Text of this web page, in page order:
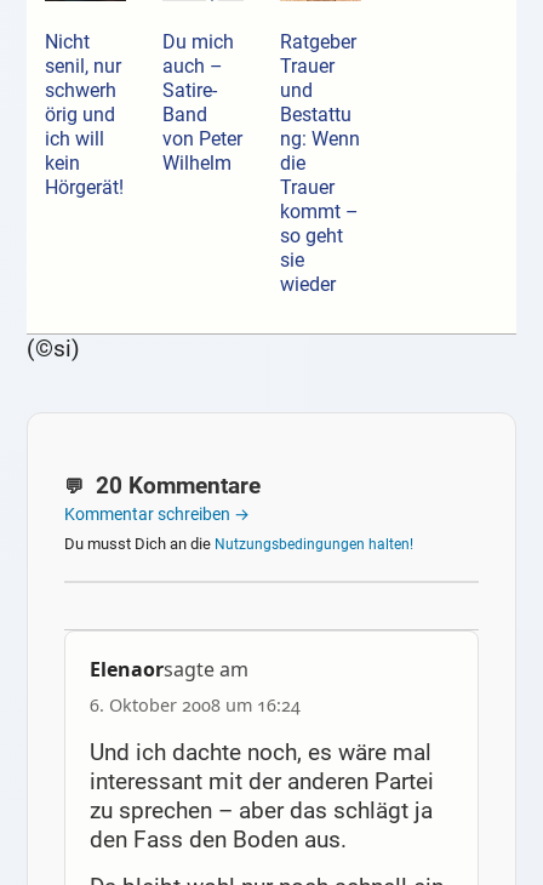
Nicht
senil, nur
schwerh
örig und
ich will
kein
Hörgerät!
Du mich
auch –
Satire-
Band
von Peter
Wilhelm
Ratgeber
Trauer
und
Bestattu
ng: Wenn
die
Trauer
kommt –
so geht
sie
wieder
(©si)
20 Kommentare
Kommentar schreiben →
Du musst Dich an die Nutzungsbedingungen halten!
Elenaorsagte am
6. Oktober 2008 um 16:24
Und ich dachte noch, es wäre mal
interessant mit der anderen Partei
zu sprechen – aber das schlägt ja
den Fass den Boden aus.